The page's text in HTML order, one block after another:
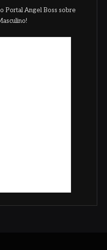
Portal Angel Boss sobre